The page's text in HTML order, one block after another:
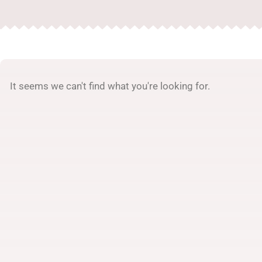
It seems we can't find what you're looking for.